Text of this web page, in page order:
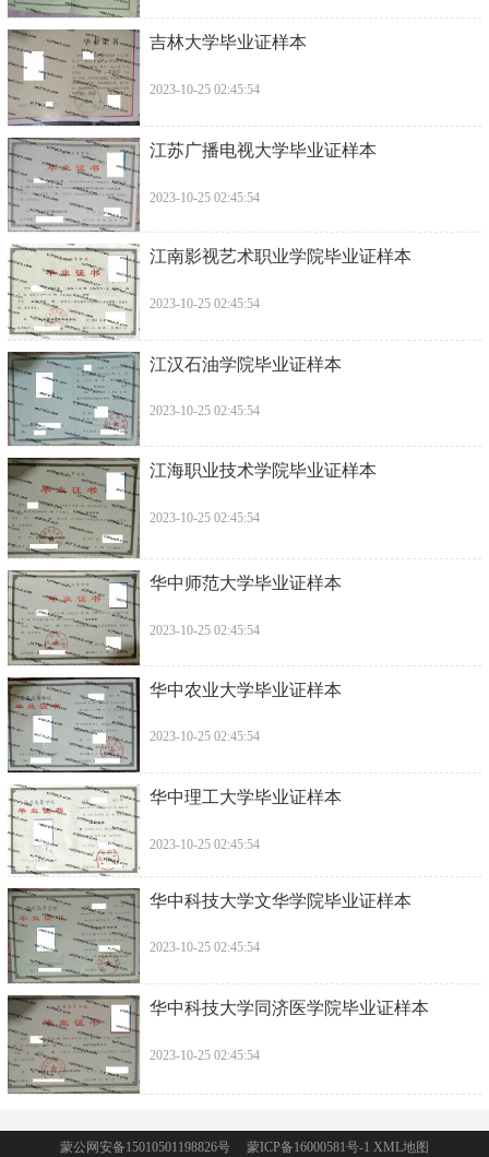
吉林大学毕业证样本
2023-10-25 02:45:54
江苏广播电视大学毕业证样本
2023-10-25 02:45:54
江南影视艺术职业学院毕业证样本
2023-10-25 02:45:54
江汉石油学院毕业证样本
2023-10-25 02:45:54
江海职业技术学院毕业证样本
2023-10-25 02:45:54
华中师范大学毕业证样本
2023-10-25 02:45:54
华中农业大学毕业证样本
2023-10-25 02:45:54
华中理工大学毕业证样本
2023-10-25 02:45:54
华中科技大学文华学院毕业证样本
2023-10-25 02:45:54
华中科技大学同济医学院毕业证样本
2023-10-25 02:45:54
蒙公网安备15010501198826号 蒙ICP备16000581号-1 XML地图